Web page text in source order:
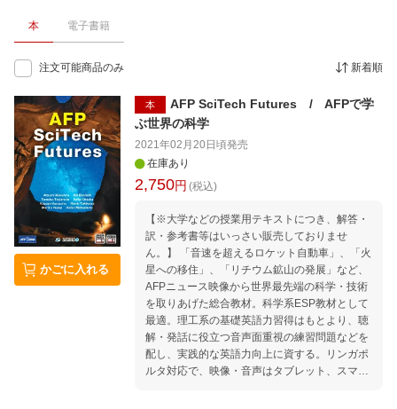
本 電子書籍
注文可能商品のみ 新着順
かごに入れる
本
AFP SciTech Futures / AFPで学
ぶ世界の科学
2021年02月20日頃発売
在庫あり
2,750円 (税込)
【※大学などの授業用テキストにつき、解答・
訳・参考書等はいっさい販売しておりませ
ん。】 「音速を超えるロケット自動車」、「火
星への移住」、「リチウム鉱山の発展」など、
AFPニュース映像から世界最先端の科学・技術
を取りあげた総合教材。科学系ESP教材として
最適。理工系の基礎英語力習得はもとより、聴
解・発話に役立つ音声面重視の練習問題などを
配し、実践的な英語力向上に資する。リンガポ
ルタ対応で、映像・音声はタブレット、スマー